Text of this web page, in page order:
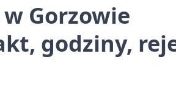
Gorzowie
godziny,